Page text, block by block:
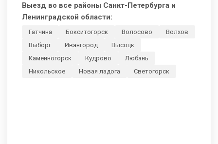
Выезд во все районы Санкт-Петербурга и
Ленинградской области:
Гатчина Бокситогорск Волосово
Волхов
Выборг
Ивангород
Высоцк
Каменногорск
Кудрово
Любань
Никольское
Новая ладога Светогорск